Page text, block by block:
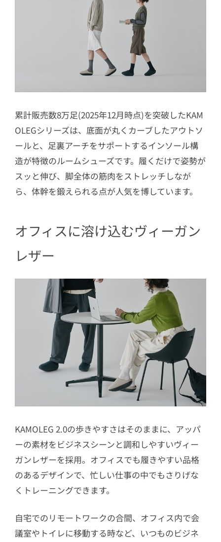
累計販売数8万足(2025年12月時点)を突破したKAM
OLEGシリーズは、底面が丸くカーブしたアウトソ
ールと、足裏アーチをサポートするインソール構
造が特徴のルームシューズです。履くだけで姿勢が
スッと伸び、脚全体の筋肉をストレッチしなが
ら、体幹を鍛えられる点が人気を博しています。
オフィスに溶け込むヴィーガン
レザー
KAMOLEG 2.0の歩きやすさはそのままに、アッパ
ーの素材をビジネスシーンと調和しやすいヴィー
ガンレザーを採用。オフィスでも履きやすい品格
のあるデザインで、忙しい仕事の中でもさりげな
くトレーニングできます。
自宅でのリモートワークの合間、オフィス内で会
議室やトイレに移動する時など、いつものビジネ